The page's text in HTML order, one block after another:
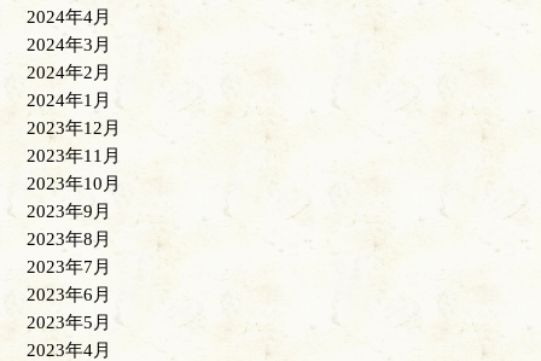
2024年4月
2024年3月
2024年2月
2024年1月
2023年12月
2023年11月
2023年10月
2023年9月
2023年8月
2023年7月
2023年6月
2023年5月
2023年4月